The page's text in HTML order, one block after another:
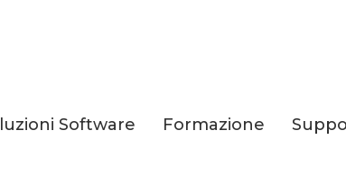
Software Formazione